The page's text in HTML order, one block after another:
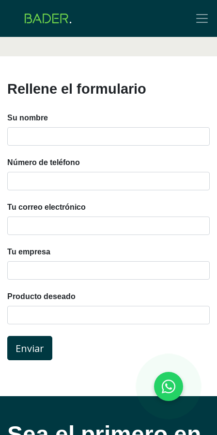
Rellene el formulario
Su nombre
Número de teléfono
Tu correo electrónico
Tu empresa
Producto deseado
Enviar